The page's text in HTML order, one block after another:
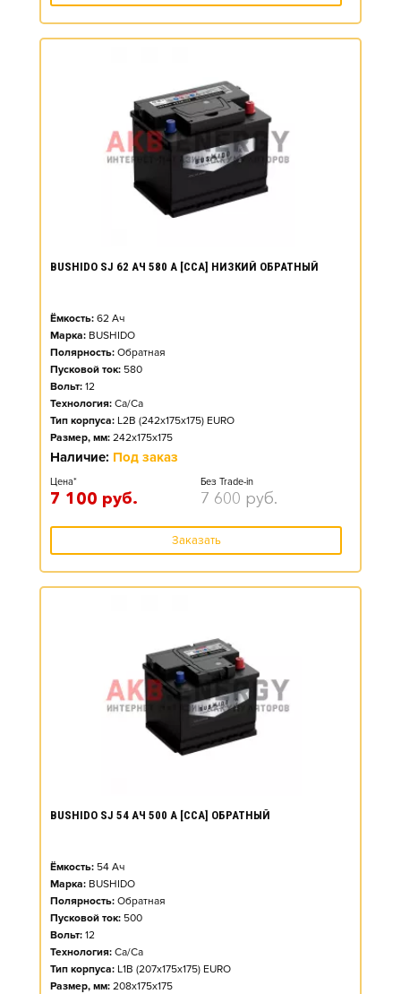
BUSHIDO SJ 62 АЧ 580 А [CCA] НИЗКИЙ ОБРАТНЫЙ
Ёмкость: 62 Ач
Марка: BUSHIDO
Полярность: Обратная
Пусковой ток: 580
Вольт: 12
Технология: Ca/Ca
Тип корпуса: L2B (242x175x175) EURO
Размер, мм: 242x175x175
Наличие: Под заказ
Цена*
7 100 руб.
Без Trade-in
7 600 руб.
Заказать
BUSHIDO SJ 54 АЧ 500 А [CCA] ОБРАТНЫЙ
Ёмкость: 54 Ач
Марка: BUSHIDO
Полярность: Обратная
Пусковой ток: 500
Вольт: 12
Технология: Ca/Ca
Тип корпуса: L1B (207x175x175) EURO
Размер, мм: 208x175x175